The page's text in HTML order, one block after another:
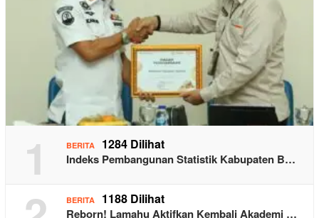
1 BERITA 1284 Dilihat
Indeks Pembangunan Statistik Kabupaten B…
BERITA 1188 Dilihat
Reborn! Lamahu Aktifkan Kembali Akademi …